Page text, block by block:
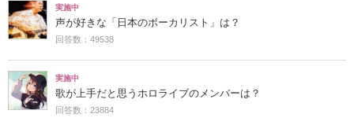
実施中
声が好きな「日本のボーカリスト」は？
回答数：49538
実施中
歌が上手だと思うホロライブのメンバーは？
回答数：23884